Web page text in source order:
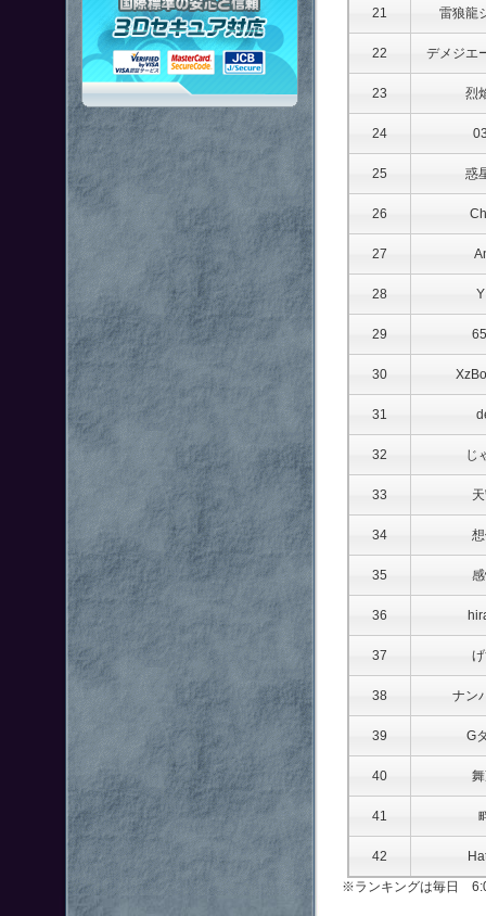
21 雷狼龍
22 デメジエ
23 烈
24
25 惑
26
27
28
29
30
31
32 じ
33
34
35
36
37
38 ナン
39 G
40
41
42
※ランキングは毎日